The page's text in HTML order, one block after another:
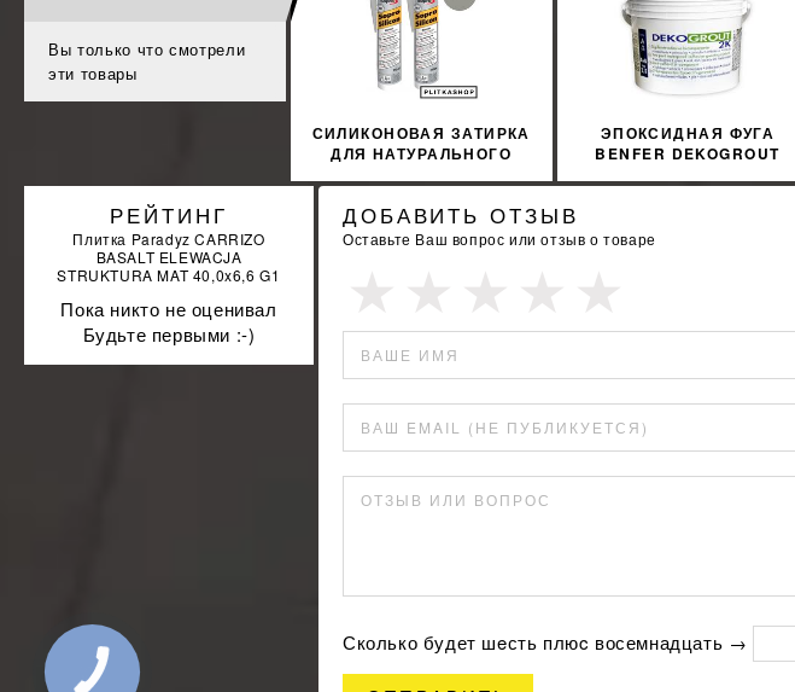
КУПИТЬ КУПИТЬ
Вы только что смотрели
эти товары
СИЛИКОНОВАЯ ЗАТИРКА
ДЛЯ НАТУРАЛЬНОГО
310МЛ
ЭПОКСИДНАЯ ФУГА
BENFER DEKOGROUT
РЕЙТИНГ
Плитка Paradyz CARRIZO
BASALT ELEWACJA
STRUKTURA MAT 40,0x6,6 G1
Пока никто не оценивал
Будьте первыми :-)
ДОБАВИТЬ ОТЗЫВ
Оставьте Ваш вопрос или отзыв о товаре
ВАШЕ ИМЯ
ВАШ EMAIL (НЕ ПУБЛИКУЕТСЯ)
ОТЗЫВ ИЛИ ВОПРОС
Сколько будет шeсть плюc восемнадцать →